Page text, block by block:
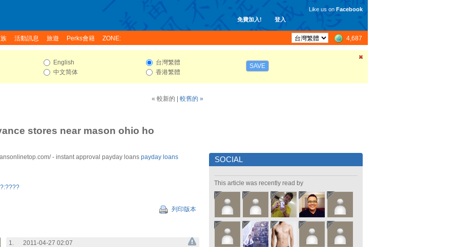
免費加入! 登入
Like us on Facebook
活動訊息 旅遊 Perks會籍 ZONE: 4,687
English
中文简体
台灣繁體
香港繁體
SAVE
« 較新的
較舊的 »
stores near mason ohio ho
- instant approval payday loans payday loans
列印版本
1. 2011-04-27 02:07
SOCIAL
This article was recently read by